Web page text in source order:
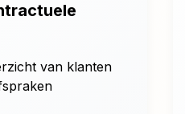
van klanten